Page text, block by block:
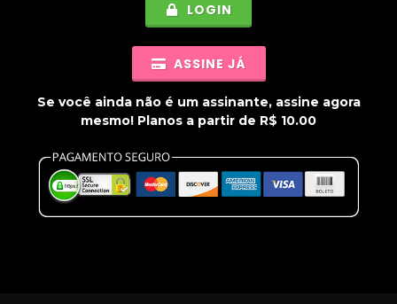
LOGIN
ASSINE JÁ
Se você ainda não é um assinante, assine agora
mesmo! Planos a partir de R$ 10.00